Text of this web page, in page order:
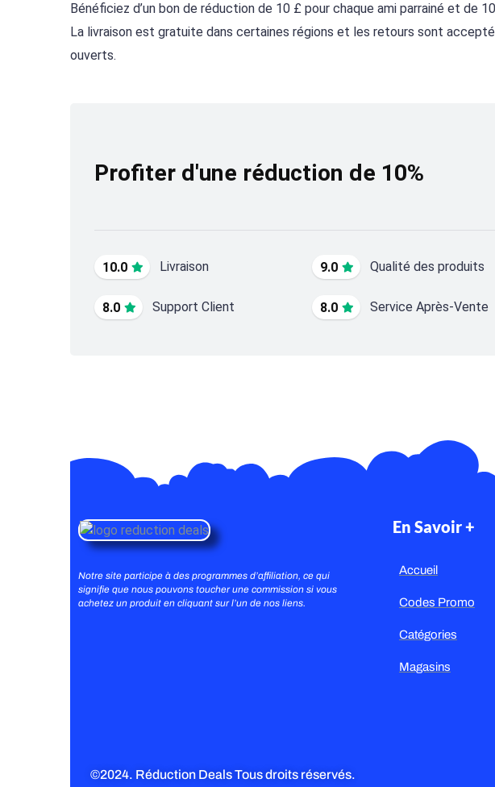
Bénéficiez d’un bon de réduction de 10 £ pour chaque ami parrainé et de
La livraison est gratuite dans certaines régions et les retours sont
ouverts.
Profiter d'une réduction de 10%
10.0 Livraison 9.0 Qualité des produits
8.0 Support Client 8.0 Service Après-Vente
Notre site participe à des programmes d’affiliation, ce qui
signifie que nous pouvons toucher une commission si vous
achetez un produit en cliquant sur l’un de nos liens.
En Savoir +
Accueil
Codes Promo
Catégories
Magasins
©2024. Réduction Deals Tous droits réservés.